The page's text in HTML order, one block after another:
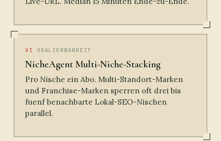
VI SKALIERBARKEIT
NicheAgent Multi-Niche-Stacking
Pro Nische ein Abo. Multi-Standort-Marken
und Franchise-Marken sperren oft drei bis
fuenf benachbarte Lokal-SEO-Nischen
parallel.